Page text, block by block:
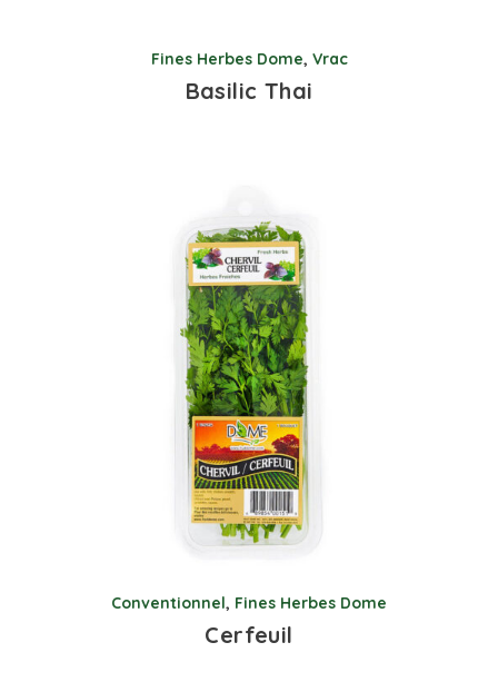
Fines Herbes Dome, Vrac
Basilic Thai
Conventionnel, Fines Herbes Dome
Cerfeuil